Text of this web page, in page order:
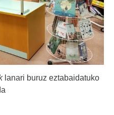
lanari buruz eztabaidatuko